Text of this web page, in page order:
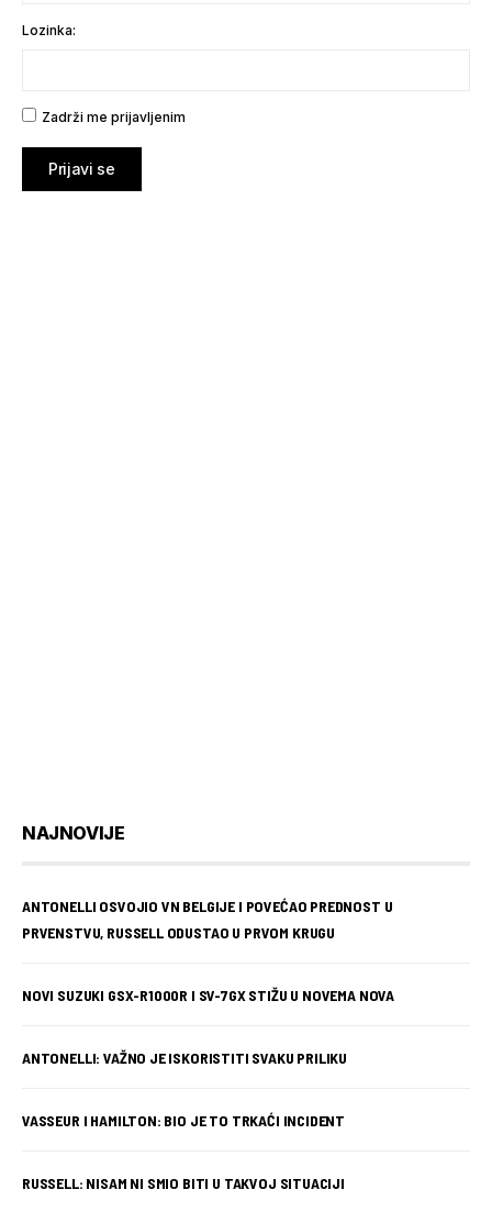
Lozinka:
Zadrži me prijavljenim
Prijavi se
NAJNOVIJE
ANTONELLI OSVOJIO VN BELGIJE I POVEĆAO PREDNOST U
PRVENSTVU, RUSSELL ODUSTAO U PRVOM KRUGU
NOVI SUZUKI GSX-R1000R I SV-7GX STIŽU U NOVEMA NOVA
ANTONELLI: VAŽNO JE ISKORISTITI SVAKU PRILIKU
VASSEUR I HAMILTON: BIO JE TO TRKAĆI INCIDENT
RUSSELL: NISAM NI SMIO BITI U TAKVOJ SITUACIJI